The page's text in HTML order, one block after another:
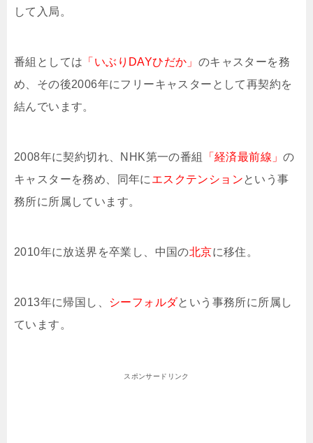
して入局。
番組としては 「いぶりDAYひだか」 のキャスターを務
め、その後2006年にフリーキャスターとして再契約を
結んでいます。
2008年に契約切れ、NHK第一の番組 「経済最前線」の
キャスターを務め、同年に エスクテンションという事
務所に所属しています。
2010年に放送界を卒業し、中国の北京に移住。
2013年に帰国し、 シーフォルダという事務所に所属し
ています。
スポンサードリンク